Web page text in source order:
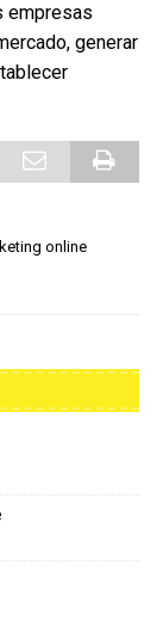
empresas
generar
online